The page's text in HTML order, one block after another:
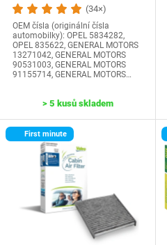
(34×)
OEM čísla (originální čísla
automobilky): OPEL 5834282,
OPEL 835622, GENERAL MOTORS
13271042, GENERAL MOTORS
90531003, GENERAL MOTORS
91155714, GENERAL MOTORS…
> 5 kusů skladem
First minute